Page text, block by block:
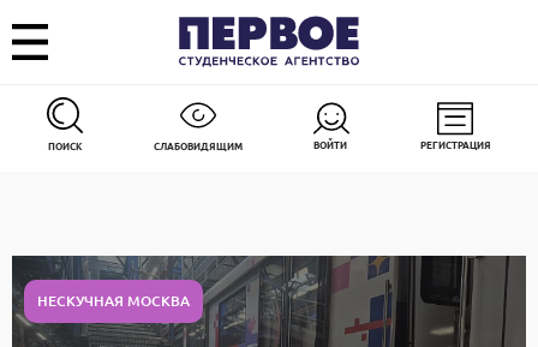
ПОИСК СЛАБОВИДЯЩИМ ВОЙТИ РЕГИСТРАЦИЯ
НЕСКУЧНАЯ МОСКВА